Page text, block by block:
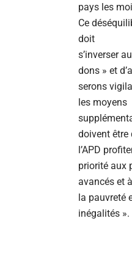
pays les
Ce
doit
s’inverser
dons » et
serons
les moyens
doivent être
l’APD
priorité aux
avancés et
la pauvreté
inégalités ».